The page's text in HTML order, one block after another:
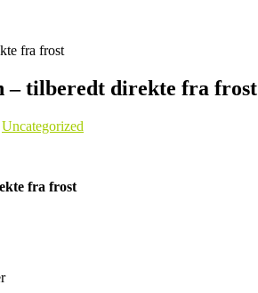
– tilberedt direkte fra frost
Uncategorized
fra frost